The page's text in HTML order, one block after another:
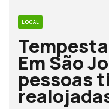
LOCAL
Em São
pessoas